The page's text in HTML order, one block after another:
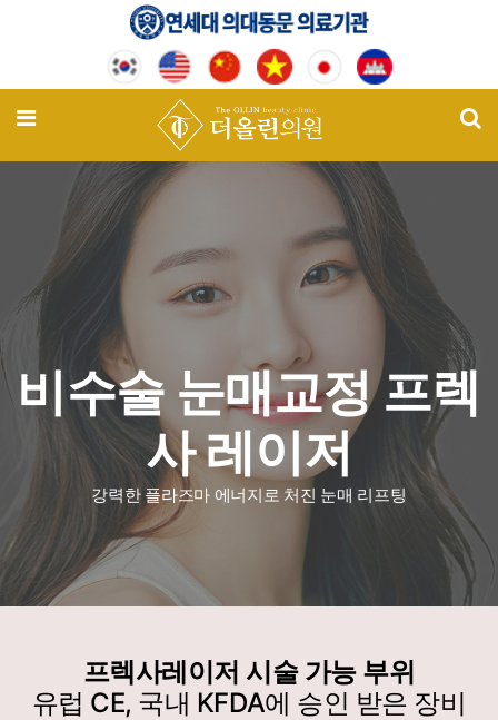
메뉴
비수술 눈매교정 프렉
사 레이저
강력한 플라즈마 에너지로 처진 눈매 리프팅
프렉사레이저 시술 가능 부위
유럽 CE, 국내 KFDA에 승인 받은 장비